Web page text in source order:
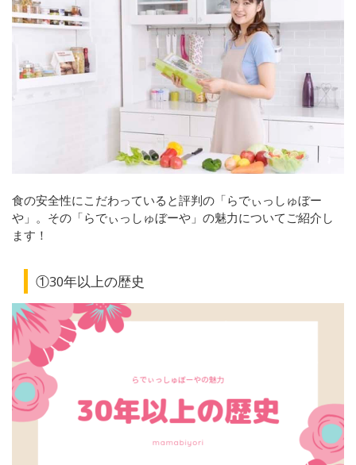
食の安全性にこだわっていると評判の「らでぃっしゅぼー
や」。その「らでぃっしゅぼーや」の魅力についてご紹介し
ます！
①30年以上の歴史